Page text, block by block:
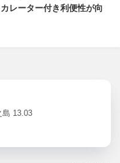
レーター付き利便性が向
島 13.03